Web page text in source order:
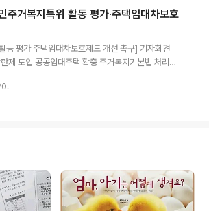
인상’과 ‘세대 간 도적질’이라는 공포마케팅을 펼치
하고 있고, 새정치민주연합은 보험료를 1%만 인상
게 대응하고 있다. 현재의 논의에서 정부․여당은 몰
주거복지특위 활동 평가‧주택임대차보호
동 평가‧주택임대차보호제도 개선 촉구] 기자회견 -
제 도입‧공공임대주택 확충‧주거복지기본법 처리해
활동 평가 및 주택임대차보호제도 개선을 촉구하는
달팽이 유니온 임경지 위원장의 사회로 진행되었습
그간 특위활동에서 서민주거복지를 위한 임대차제
되지 못한 것..